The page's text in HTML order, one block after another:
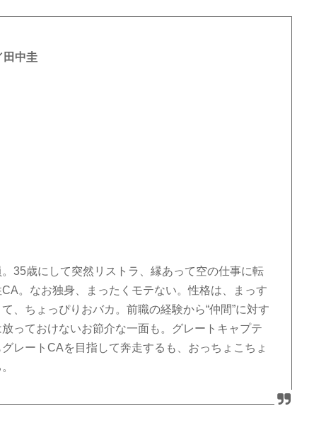
田中圭
35歳にして突然リストラ、縁あって空の仕事に転
。なお独身、まったくモテない。性格は、まっす
、ちょっぴりおバカ。前職の経験から“仲間”に対す
っておけないお節介な一面も。グレートキャプテ
レートCAを目指して奔走するも、おっちょこちょ